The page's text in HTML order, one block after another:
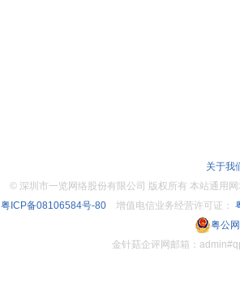
关于我
© 深圳市一览网络股份有限公司 版权所有 本站通
粤ICP备08106584号-80增值电信业务经营许可证：
粤公
金针菇企评网邮箱：